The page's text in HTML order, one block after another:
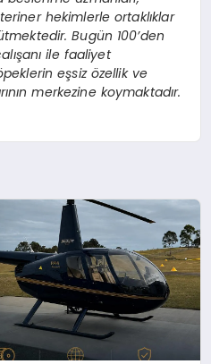
hekimlerle ortaklıklar
Bugün 100’den
ile faaliyet
eşsiz özellik ve
merkezine koymaktadır.